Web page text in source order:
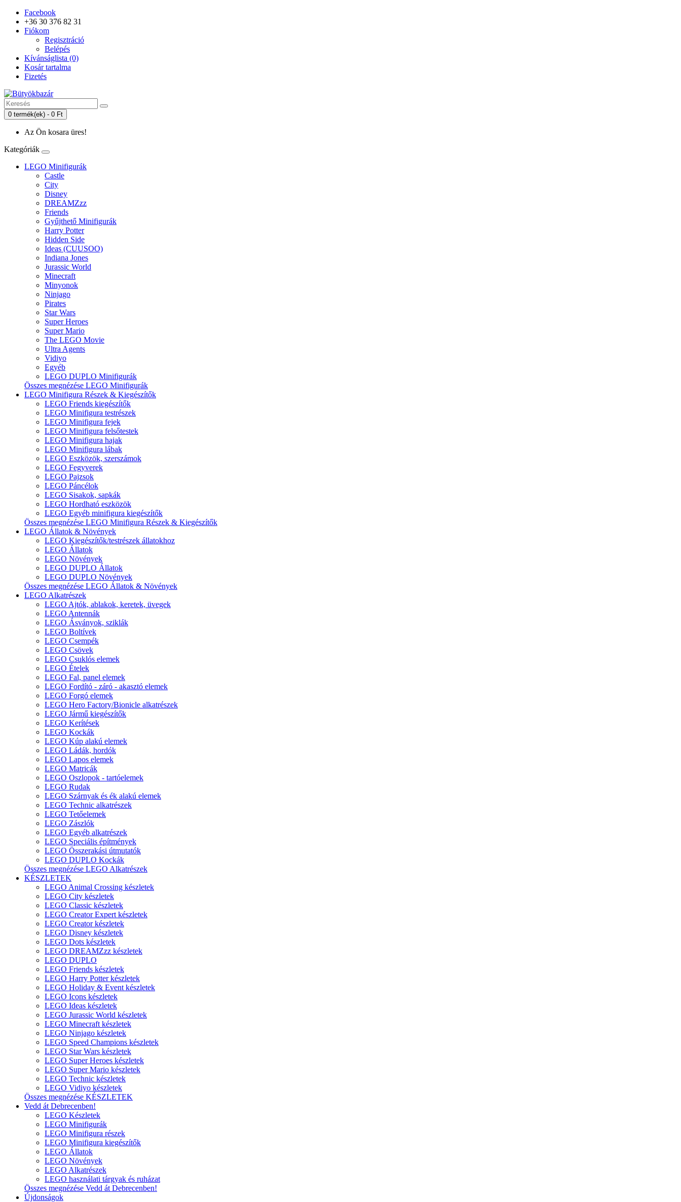
Facebook
+36 30 376 82 31
Fiókom
Regisztráció
Belépés
Kívánságlista (0)
Kosár tartalma
Fizetés
0 termék(ek) - 0 Ft
Az Ön kosara üres!
Kategóriák
LEGO Minifigurák
Castle
City
Disney
DREAMZzz
Friends
Gyűjthető Minifigurák
Harry Potter
Hidden Side
Ideas (CUUSOO)
Indiana Jones
Jurassic World
Minecraft
Minyonok
Ninjago
Pirates
Star Wars
Super Heroes
Super Mario
The LEGO Movie
Ultra Agents
Vidiyo
Egyéb
LEGO DUPLO Minifigurák
Összes megnézése LEGO Minifigurák
LEGO Minifigura Részek & Kiegészítők
LEGO Friends kiegészítők
LEGO Minifigura testrészek
LEGO Minifigura fejek
LEGO Minifigura felsőtestek
LEGO Minifigura hajak
LEGO Minifigura lábak
LEGO Eszközök, szerszámok
LEGO Fegyverek
LEGO Pajzsok
LEGO Páncélok
LEGO Sisakok, sapkák
LEGO Hordható eszközök
LEGO Egyéb minifigura kiegészítők
Összes megnézése LEGO Minifigura Részek & Kiegészítők
LEGO Állatok & Növények
LEGO Kiegészítők/testrészek állatokhoz
LEGO Állatok
LEGO Növények
LEGO DUPLO Állatok
LEGO DUPLO Növények
Összes megnézése LEGO Állatok & Növények
LEGO Alkatrészek
LEGO Ajtók, ablakok, keretek, üvegek
LEGO Antennák
LEGO Ásványok, sziklák
LEGO Boltívek
LEGO Csempék
LEGO Csövek
LEGO Csuklós elemek
LEGO Ételek
LEGO Fal, panel elemek
LEGO Fordító - záró - akasztó elemek
LEGO Forgó elemek
LEGO Hero Factory/Bionicle alkatrészek
LEGO Jármű kiegészítők
LEGO Kerítések
LEGO Kockák
LEGO Kúp alakú elemek
LEGO Ládák, hordók
LEGO Lapos elemek
LEGO Matricák
LEGO Oszlopok - tartóelemek
LEGO Rudak
LEGO Szárnyak és ék alakú elemek
LEGO Technic alkatrészek
LEGO Tetőelemek
LEGO Zászlók
LEGO Egyéb alkatrészek
LEGO Speciális építmények
LEGO Összerakási útmutatók
LEGO DUPLO Kockák
Összes megnézése LEGO Alkatrészek
KÉSZLETEK
LEGO Animal Crossing készletek
LEGO City készletek
LEGO Classic készletek
LEGO Creator Expert készletek
LEGO Creator készletek
LEGO Disney készletek
LEGO Dots készletek
LEGO DREAMZzz készletek
LEGO DUPLO
LEGO Friends készletek
LEGO Harry Potter készletek
LEGO Holiday & Event készletek
LEGO Icons készletek
LEGO Ideas készletek
LEGO Jurassic World készletek
LEGO Minecraft készletek
LEGO Ninjago készletek
LEGO Speed Champions készletek
LEGO Star Wars készletek
LEGO Super Heroes készletek
LEGO Super Mario készletek
LEGO Technic készletek
LEGO Vidiyo készletek
Összes megnézése KÉSZLETEK
Vedd át Debrecenben!
LEGO Készletek
LEGO Minifigurák
LEGO Minifigura részek
LEGO Minifigura kiegészítők
LEGO Állatok
LEGO Növények
LEGO Alkatrészek
LEGO használati tárgyak és ruházat
Összes megnézése Vedd át Debrecenben!
Újdonságok